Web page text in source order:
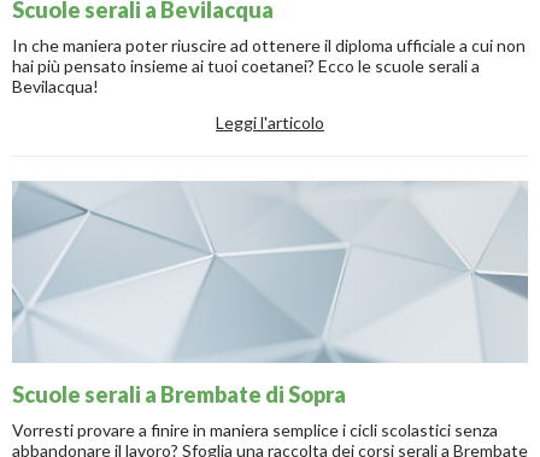
Scuole serali a Bevilacqua
In che maniera poter riuscire ad ottenere il diploma ufficiale a cui non
hai più pensato insieme ai tuoi coetanei? Ecco le scuole serali a
Bevilacqua!
Leggi l'articolo
Scuole serali a Brembate di Sopra
Vorresti provare a finire in maniera semplice i cicli scolastici senza
abbandonare il lavoro? Sfoglia una raccolta dei corsi serali a Brembate